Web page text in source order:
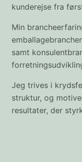
kunderejse fra
Min
samt
Jeg trives i
struktur, og
resultater, der